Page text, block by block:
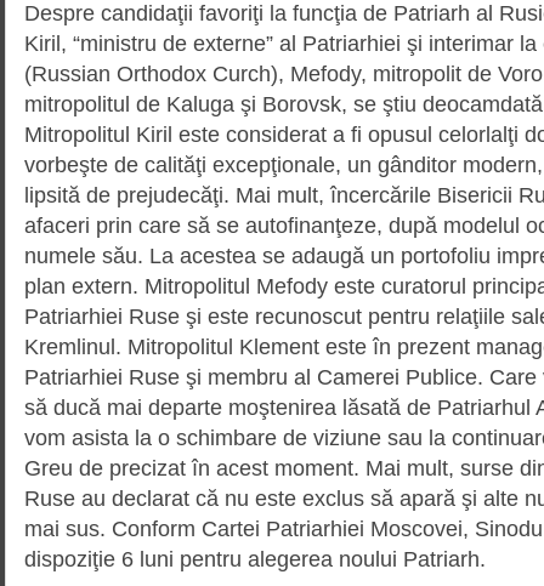
Despre candidaţii favoriţi la funcţia de Patriarh al
Kiril, “ministru de externe” al Patriarhiei şi interimar
(Russian Orthodox Curch), Mefody, mitropolit de
mitropolitul de Kaluga şi Borovsk, se ştiu
Mitropolitul Kiril este considerat a fi opusul celorlalţi
vorbeşte de calităţi excepţionale, un gânditor
lipsită de prejudecăţi. Mai mult, încercările Bisericii
afaceri prin care să se autofinanţeze, după modelul
numele său. La acestea se adaugă un portofoliu
plan extern. Mitropolitul Mefody este curatorul
Patriarhiei Ruse şi este recunoscut pentru relaţiile
Kremlinul. Mitropolitul Klement este în prezent
Patriarhiei Ruse şi membru al Camerei Publice.
să ducă mai departe moştenirea lăsată de Patriarhul
vom asista la o schimbare de viziune sau la
Greu de precizat în acest moment. Mai mult, surse
Ruse au declarat că nu este exclus să apară şi alte
mai sus. Conform Cartei Patriarhiei Moscovei,
dispoziţie 6 luni pentru alegerea noului Patriarh.